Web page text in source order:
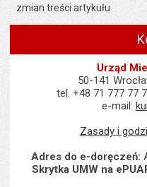
zmian treści artykułu
Urząd
50-141
tel. +48 71 777 77
e-mail:
Zasady i
Adres do e-doręczeń:
Skrytka UMW na